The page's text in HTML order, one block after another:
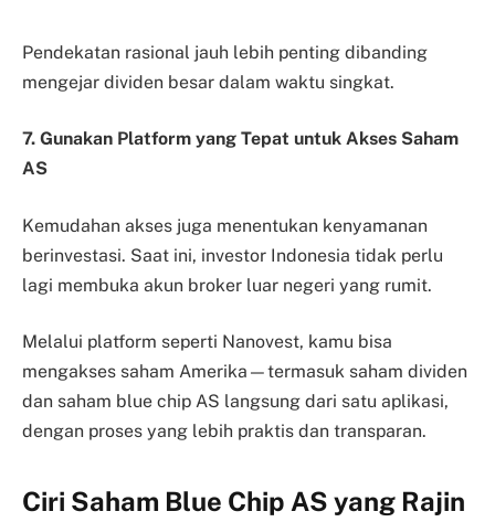
Pendekatan rasional jauh lebih penting dibanding
mengejar dividen besar dalam waktu singkat.
7. Gunakan Platform yang Tepat untuk Akses Saham
AS
Kemudahan akses juga menentukan kenyamanan
berinvestasi. Saat ini, investor Indonesia tidak perlu
lagi membuka akun broker luar negeri yang rumit.
Melalui platform seperti Nanovest, kamu bisa
mengakses saham Amerika—termasuk saham dividen
dan saham blue chip AS langsung dari satu aplikasi,
dengan proses yang lebih praktis dan transparan.
Ciri Saham Blue Chip AS yang Rajin